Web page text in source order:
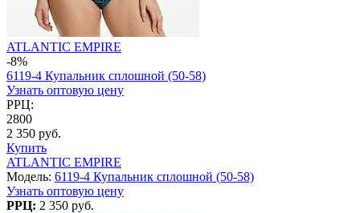
ATLANTIC EMPIRE
-8%
6119-4 Купальник сплошной (50-58)
Узнать оптовую цену
РРЦ:
2800
2 350 руб.
Купить
ATLANTIC EMPIRE
Модель: 6119-4 Купальник сплошной (50-58)
Узнать оптовую цену
РРЦ: 2 350 руб.